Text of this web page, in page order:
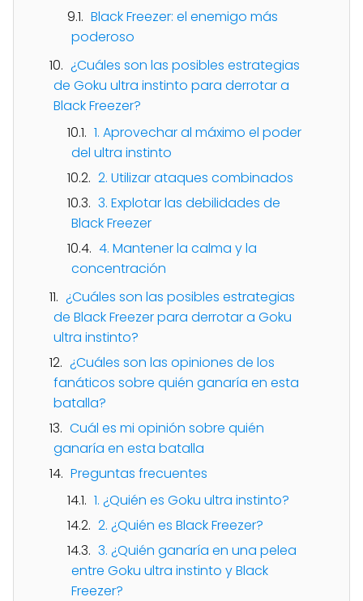
Black Freezer: el enemigo más
poderoso
¿Cuáles son las posibles estrategias
de Goku ultra instinto para derrotar a
Black Freezer?
1. Aprovechar al máximo el poder
del ultra instinto
2. Utilizar ataques combinados
3. Explotar las debilidades de
Black Freezer
4. Mantener la calma y la
concentración
¿Cuáles son las posibles estrategias
de Black Freezer para derrotar a Goku
ultra instinto?
¿Cuáles son las opiniones de los
fanáticos sobre quién ganaría en esta
batalla?
Cuál es mi opinión sobre quién
ganaría en esta batalla
Preguntas frecuentes
1. ¿Quién es Goku ultra instinto?
2. ¿Quién es Black Freezer?
3. ¿Quién ganaría en una pelea
entre Goku ultra instinto y Black
Freezer?